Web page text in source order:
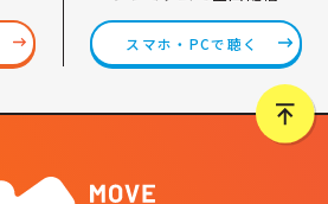
スマホ・PCで聴く